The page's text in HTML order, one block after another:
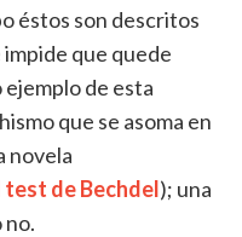
éstos son descritos
que quede
de esta
que se asoma en
novela
test de Bechdel); una
no.